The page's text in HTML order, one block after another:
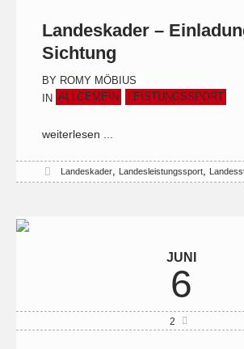
Landeskader –
Sichtung
BY ROMY MÖBIUS
IN ALLGEMEIN LEISTUNGSSPORT
weiterlesen ...
Landeskader, Landesleistungssport,
JUNI
6
2